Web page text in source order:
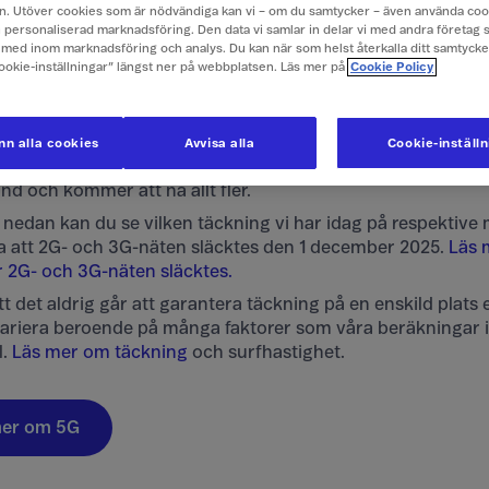
av Sveriges befolkning erbjuder vi idag
som det också heter. 5G+ kan ge hastigheter upp till 1000
och kommer att nå allt fler.
nedan kan du se vilken täckning vi har idag på respektive
att 2G- och 3G-näten släcktes den 1 december 2025. Läs
och 3G-näten släcktes.
det aldrig går att garantera täckning på en enskild plats
beroende på många faktorer som våra beräkningar
Läs mer om täckning och surfhastighet.
om 5G
Utöver cookies som är nödvändiga kan vi – om du samtycker – även använda
personaliserad marknadsföring. Den data vi samlar in delar vi med andra företag
inom marknadsföring och analys. Du kan när som helst återkalla ditt
inställningar” längst ner på webbplatsen. Läs mer på Cookie Policy
Cookie-
Avvisa alla
alla cookies